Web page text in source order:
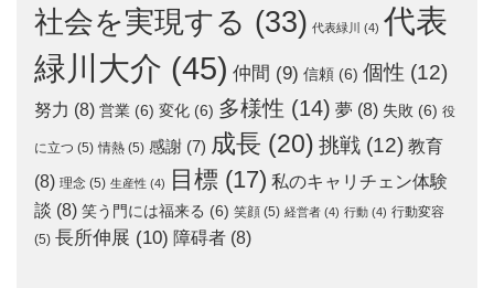
社会を実現する (33) 代表緑川 (4) 代表
緑川大介 (45) 仲間 (9) 信頼 (6) 個性 (12)
努力 (8) 営業 (6) 変化 (6) 多様性 (14) 夢 (8) 失敗 (6) 役
に立つ (5) 情熱 (5) 感謝 (7) 成長 (20) 挑戦 (12) 教育
(8) 理念 (5) 生産性 (4) 目標 (17) 私のキャリチェン体験
談 (8) 笑う門には福来る (6) 笑顔 (5) 経営者 (4) 行動 (4) 行動変容
(5) 長所伸展 (10) 障碍者 (8)